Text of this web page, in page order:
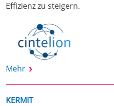
Effizienz zu steigern.
Mehr
KERMIT